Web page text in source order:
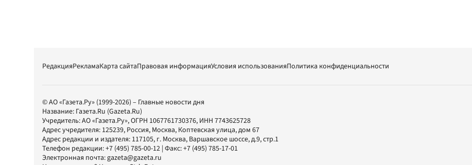
РедакцияРекламаКарта сайтаПравовая информацияУсловия использованияПолитика конфиденциальности
© АО «Газета.Ру» (1999-2026) – Главные новости дня
Название: Газета.Ru (Gazeta.Ru)
Учредитель:АО «Газета.Ру», ОГРН 1067761730376, ИНН 7743625728
Адрес учредителя: 125239, Россия, Москва, Коптевская улица, дом 67
Адрес редакции и издателя: 117105, г. Москва, Варшавское шоссе, д.9, стр.1
Телефон редакции:+7 (495) 785-00-12 | Факс:+7 (495) 785-17-01
Электронная почта:gazeta@gazeta.ru